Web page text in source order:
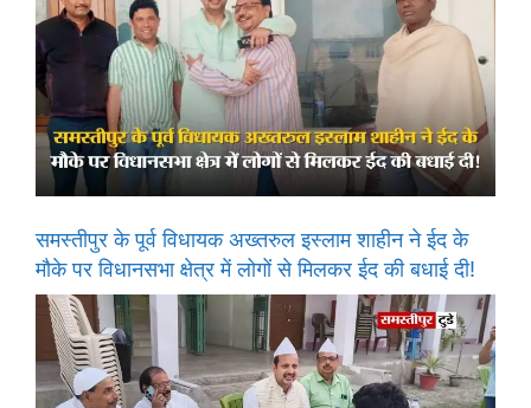
समस्तीपुर के पूर्व विधायक अख्तरुल इस्लाम शाहीन ने ईद के
मौके पर विधानसभा क्षेत्र में लोगों से मिलकर ईद की बधाई दी!